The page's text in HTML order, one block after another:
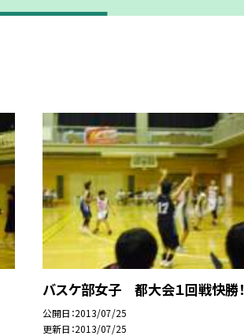
バスケ部女子 都大会１回戦快勝！
公開日 2013/07/25
更新日 2013/07/25